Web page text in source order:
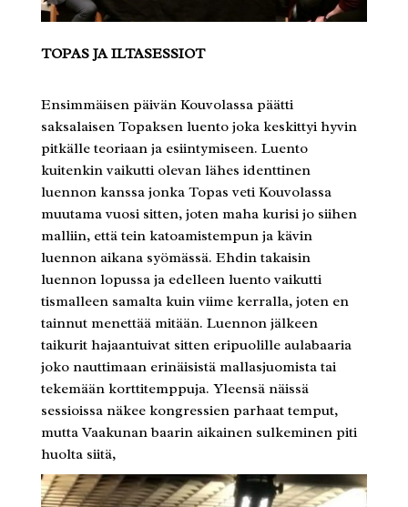
TOPAS JA ILTASESSIOT
Ensimmäisen päivän Kouvolassa päätti
saksalaisen Topaksen luento joka keskittyi hyvin
pitkälle teoriaan ja esiintymiseen. Luento
kuitenkin vaikutti olevan lähes identtinen
luennon kanssa jonka Topas veti Kouvolassa
muutama vuosi sitten, joten maha kurisi jo siihen
malliin, että tein katoamistempun ja kävin
luennon aikana syömässä. Ehdin takaisin
luennon lopussa ja edelleen luento vaikutti
tismalleen samalta kuin viime kerralla, joten en
tainnut menettää mitään. Luennon jälkeen
taikurit hajaantuivat sitten eripuolille aulabaaria
joko nauttimaan erinäisistä mallasjuomista tai
tekemään korttitemppuja. Yleensä näissä
sessioissa näkee kongressien parhaat temput,
mutta Vaakunan baarin aikainen sulkeminen piti
huolta siitä,